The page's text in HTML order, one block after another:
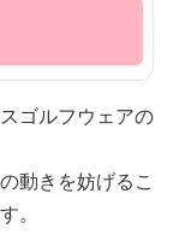
ゴルフウェアの
動きを妨げるこ
。